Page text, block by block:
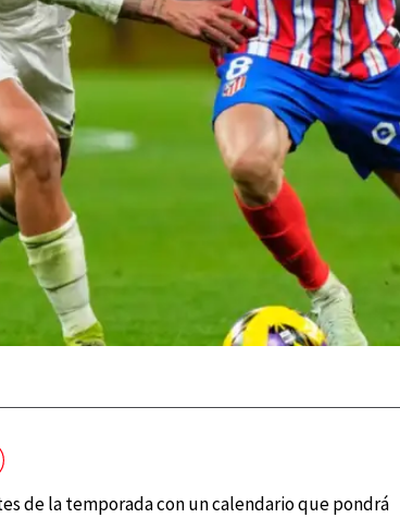
de la temporada con un calendario que pondrá